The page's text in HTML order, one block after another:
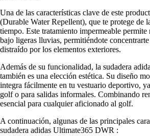
Una de las características clave de este
(Durable Water Repellent), que te protege de
tiempo. Este tratamiento impermeable permite
bajo ligeras lluvias, permitiéndote
distraído por los elementos exteriores.
Además de su funcionalidad, la sudadera
también es una elección estética. Su diseño
integra fácilmente en tu vestuario deportivo,
golf o para salidas informales. Combinando
esencial para cualquier aficionado al golf.
A continuación, algunas de las principales
sudadera adidas Ultimate365 DWR :